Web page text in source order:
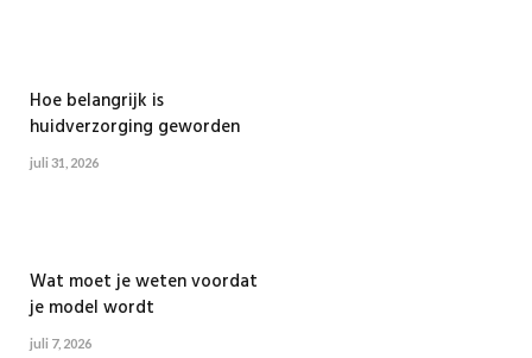
Hoe belangrijk is
huidverzorging geworden
juli 31, 2026
Wat moet je weten voordat
je model wordt
juli 7, 2026